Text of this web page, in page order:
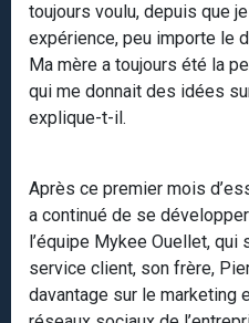
toujours voulu, depuis que
expérience, peu importe le
Ma mère a toujours été la
qui me donnait des idées
explique-t-il.
Après ce premier mois
a continué de se
l’équipe Mykee Ouellet, qui
service client, son frère,
davantage sur le marketing